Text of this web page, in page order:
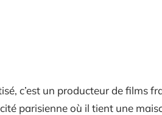
c’est un producteur de films
parisienne où il tient une